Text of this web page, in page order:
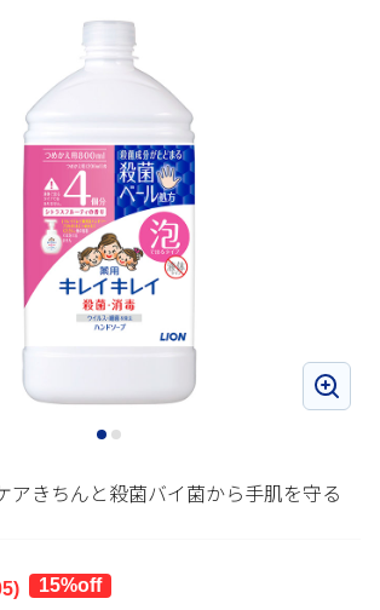
アきちんと殺菌バイ菌から手肌を守る
)
15%off